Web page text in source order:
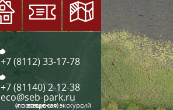
+7 (8112) 33-17-78
+7 (81140) 2-12-38
eco@seb-park.ru
(по вопросам экскурсий и посещения)